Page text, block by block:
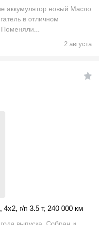
аккумулятор новый Масло
в отличном
2 августа
, 4x2, г/п 3.5 т, 240 000 км